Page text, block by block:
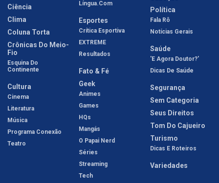
Ciência
Clima
Coluna Torta
Crônicas Do Meio-
Fio
Esquina Do
Continente
Cultura
Cinema
Literatura
Música
Programa Conexão
Teatro
Língua.com
Esportes
Crítica Esportiva
EXTREME
Resultados
Fato & Fé
Geek
Animes
Games
HQs
Mangás
O Papai Nerd
Séries
Streaming
Tech
Política
Fala Rô
Notícias Gerais
Saúde
'E Agora Doutor?'
Dicas De Saúde
Segurança
Sem Categoria
Seus Direitos
Tom Do Cajueiro
Turismo
Dicas E Roteiros
Variedades